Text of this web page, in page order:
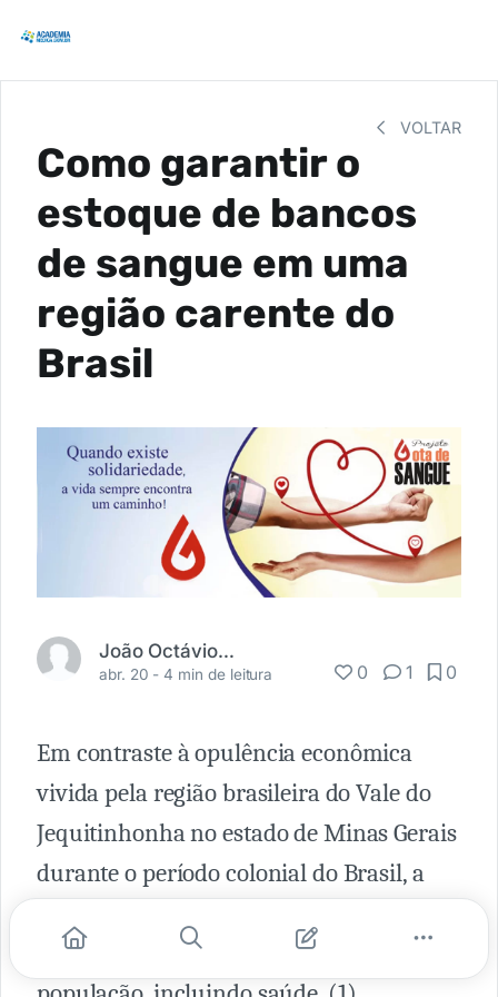
VOLTAR
Como garantir o
estoque de bancos
de sangue em uma
região carente do
Brasil
João Octávio Ambrósio
abr. 20 -4 min de leitura 0 1 0
Em contraste à opulência econômica
vivida pela região brasileira do Vale do
Jequitinhonha no estado de Minas Gerais
durante o período colonial do Brasil, a
precariedade dos serviços oferecidos à